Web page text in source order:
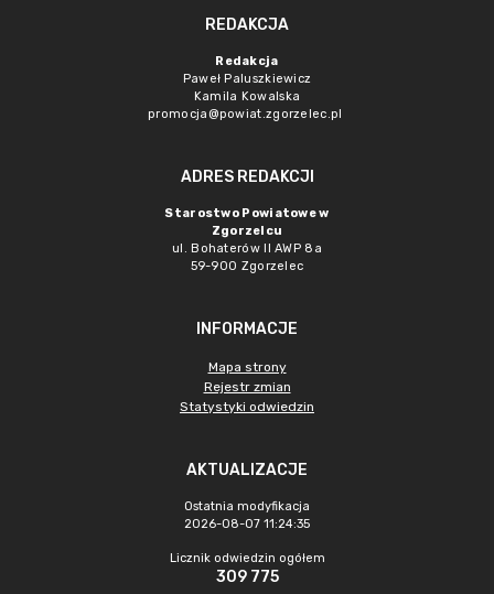
REDAKCJA
Redakcja
Paweł Paluszkiewicz
Kamila Kowalska
promocja@powiat.zgorzelec.pl
ADRES REDAKCJI
Starostwo Powiatowe w
Zgorzelcu
ul. Bohaterów II AWP 8a
59-900 Zgorzelec
INFORMACJE
Mapa strony
Rejestr zmian
Statystyki odwiedzin
AKTUALIZACJE
Ostatnia modyfikacja
2026-08-07 11:24:35
Licznik odwiedzin ogółem
309 775